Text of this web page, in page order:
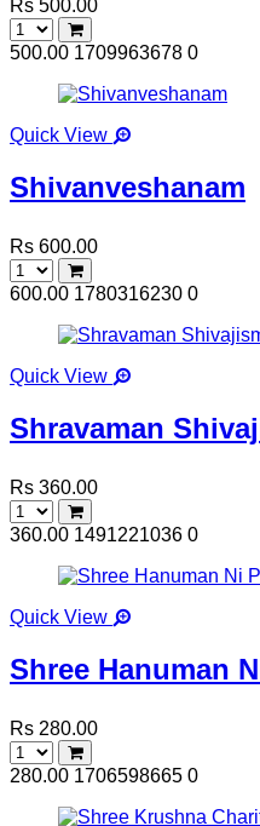
Rs 500.00
500.00 1709963678 0
Quick View
Shivanveshanam
Rs 600.00
600.00 1780316230 0
Quick View
Shravaman
Rs 360.00
360.00 1491221036 0
Quick View
Shree Hanuman
Rs 280.00
280.00 1706598665 0